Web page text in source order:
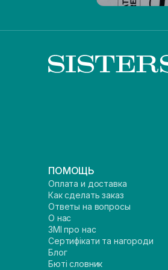
ПОМОЩЬ
Оплата и доставка
Как сделать заказ
Ответы на вопросы
О нас
ЗМІ про нас
Сертифікати та нагороди
Блог
Бюті словник